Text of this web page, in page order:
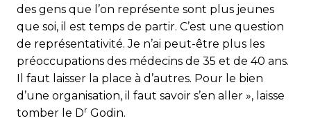
des gens que l’on représente sont plus jeunes
que soi, il est temps de partir. C’est une question
de représentativité. Je n’ai peut-être plus les
préoccupations des médecins de 35 et de 40 ans.
Il faut laisser la place à d’autres. Pour le bien
d’une organisation, il faut savoir s’en aller », laisse
tomber le Dr Godin.